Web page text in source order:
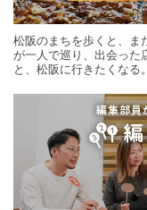
松阪のまちを歩くと、ま
が一人で巡り、出会った
と、松阪に行きたくなる。